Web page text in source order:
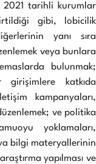
2021 tarihli kurumlar
gibi, lobicilik
yanı sıra
veya bunlara
bulunmak;
katkıda
kampanyaları,
ve politika
yoklamaları,
bilgi materyallerinin
yapılması ve